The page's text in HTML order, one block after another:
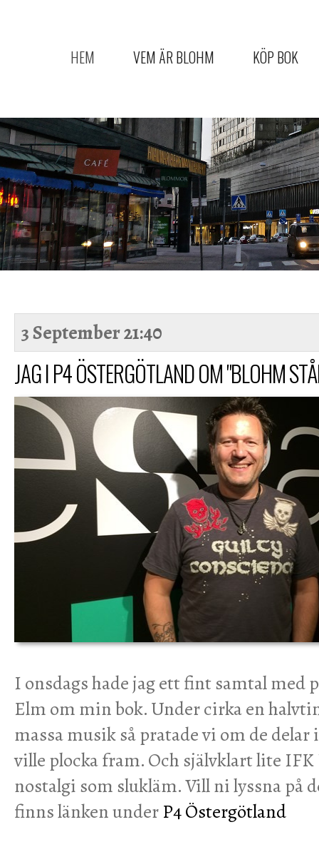
HEM VEM ÄR BLOHM KÖP BOK
3 September21:40
JAG I P4 ÖSTERGÖTLAND OM "BLOHM
I onsdags hade jag ett fint samtal med
Elm om min bok. Under cirka en
massa musik så pratade vi om de delar
ville plocka fram. Och självklart lite
nostalgi som slukläm. Vill ni lyssna på
finns länken underP4 Östergötland